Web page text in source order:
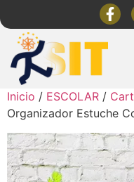
Inicio / ESCOLAR /
Organizador Estuche